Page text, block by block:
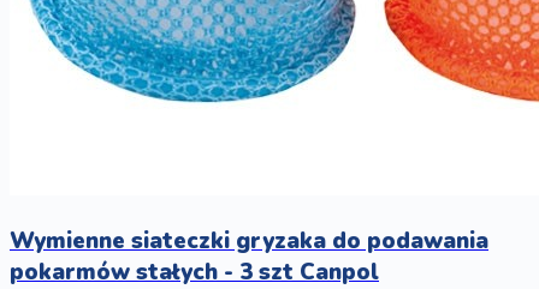
Wymienne siateczki gryzaka do podawania
pokarmów stałych - 3 szt Canpol